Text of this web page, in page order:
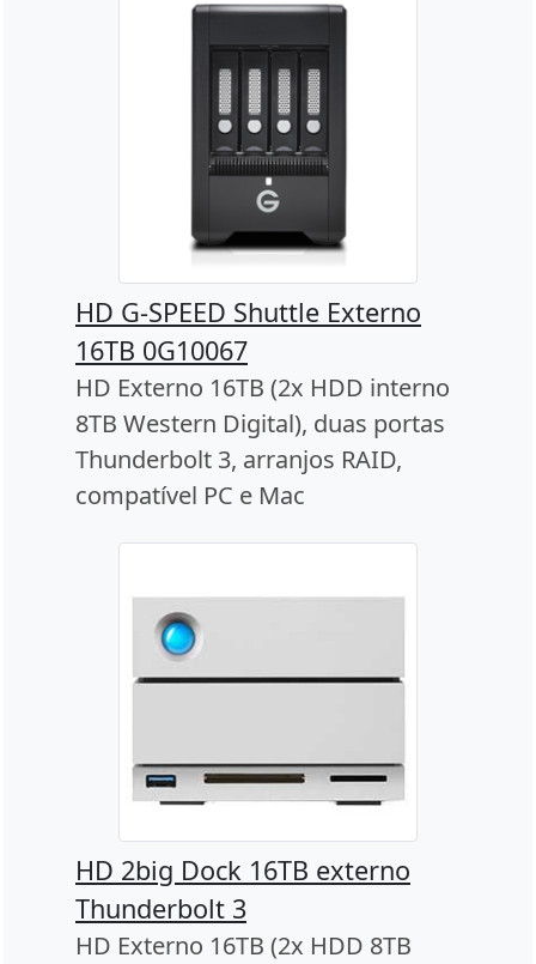
HD G-SPEED Shuttle Externo
16TB 0G10067
HD Externo 16TB (2x HDD interno
8TB Western Digital), duas portas
Thunderbolt 3, arranjos RAID,
compatível PC e Mac
HD 2big Dock 16TB externo
Thunderbolt 3
HD Externo 16TB (2x HDD 8TB